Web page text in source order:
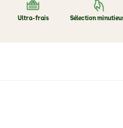
Ultra-frais Sélection